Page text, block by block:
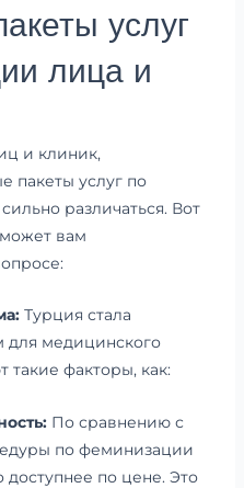
услуг
лица и
и клиник,
пакеты услуг по
различаться. Вот
вам
Турция стала
для медицинского
такие факторы, как:
По сравнению с
по феминизации
по цене. Это